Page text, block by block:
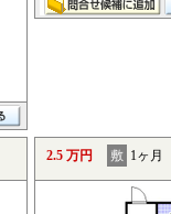
2.5 万円 敷 1ヶ月